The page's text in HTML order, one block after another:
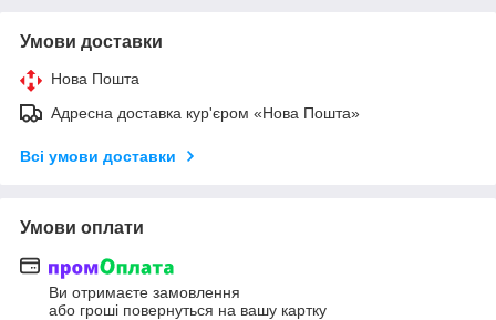
Умови доставки
Нова Пошта
Адресна доставка кур'єром «Нова Пошта»
Всі умови доставки
Умови оплати
Ви отримаєте замовлення
або гроші повернуться на вашу картку